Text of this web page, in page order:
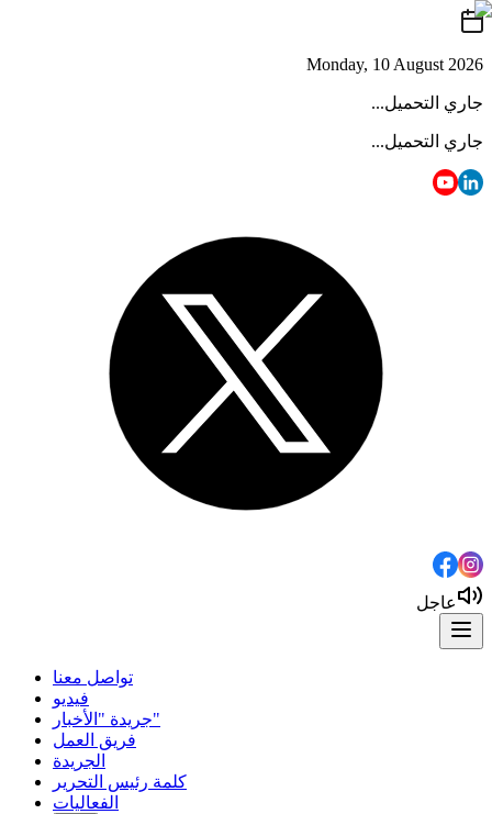
Monday, 10 August 2026
جاري التحميل...
جاري التحميل...
عاجل
تواصل معنا
فيديو
جريدة "الأخبار"
فريق العمل
الجريدة
كلمة رئيس التحرير
الفعاليات